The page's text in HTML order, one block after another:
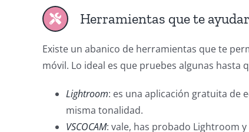
Herramientas que te
Existe un abanico de herramientas que te
móvil. Lo ideal es que pruebes algunas
Lightroom: es una aplicación gratuita de
misma tonalidad.
VSCOCAM: vale, has probado Lightroom